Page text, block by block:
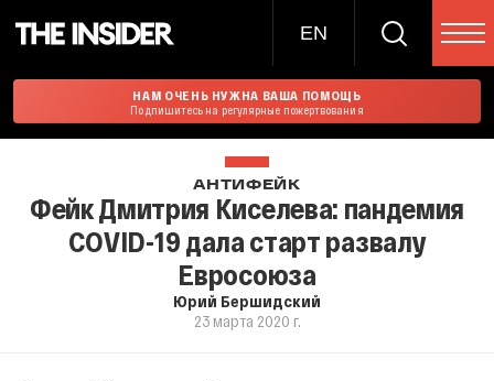
EN
НАМ ОЧЕНЬ НУЖНА ВАША ПОМОЩЬ
Подпишитесь на регулярные пожертвования
АНТИФЕЙК
Фейк Дмитрия Киселева: пандемия
COVID-19 дала старт развалу
Евросоюза
Юрий Бершидский
23 марта 2020 г.